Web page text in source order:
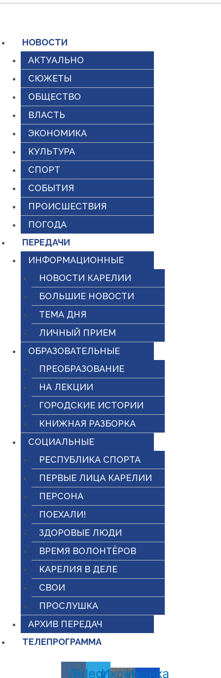
содержимому
НОВОСТИ
АКТУАЛЬНО
СЮЖЕТЫ
ОБЩЕСТВО
ВЛАСТЬ
ЭКОНОМИКА
КУЛЬТУРА
СПОРТ
СОБЫТИЯ
ПРОИСШЕСТВИЯ
ПОГОДА
ПЕРЕДАЧИ
ИНФОРМАЦИОННЫЕ
НОВОСТИ КАРЕЛИИ
БОЛЬШИЕ НОВОСТИ
ТЕМА ДНЯ
ЛИЧНЫЙ ПРИЕМ
ОБРАЗОВАТЕЛЬНЫЕ
ПРЕОБРАЗОВАНИЕ
НА ЛЕКЦИИ
ГОРОДСКИЕ ИСТОРИИ
КНИЖНАЯ РАЗБОРКА
СОЦИАЛЬНЫЕ
РЕСПУБЛИКА СПОРТА
ПЕРВЫЕ ЛИЦА КАРЕЛИИ
ПЕРСОНА
ПОЕХАЛИ!
ЗДОРОВЫЕ ЛЮДИ
ВРЕМЯ ВОЛОНТЁРОВ
КАРЕЛИЯ В ДЕЛЕ
СВОИ
ПРОСЛУШКА
АРХИВ ПЕРЕДАЧ
ТЕЛЕПРОГРАММА
Vk
Telegram
ИконкаИконка